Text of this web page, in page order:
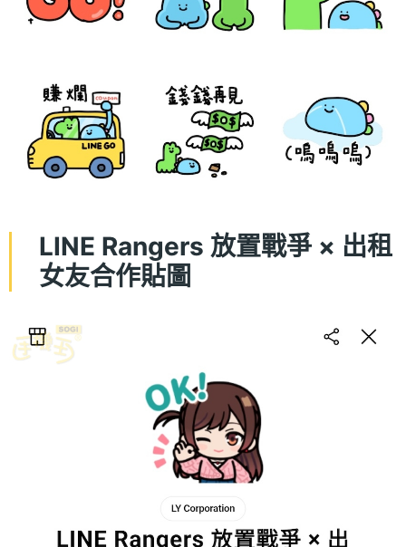
LINE Rangers 放置戰爭 × 出租
女友合作貼圖